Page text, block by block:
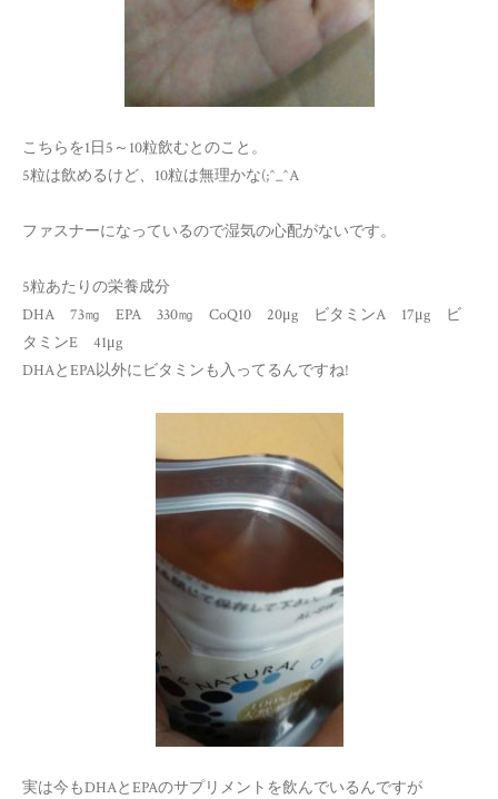
こちらを1日5～10粒飲むとのこと。
5粒は飲めるけど、10粒は無理かな(;^_^A
ファスナーになっているので湿気の心配がないです。
5粒あたりの栄養成分
DHA 73㎎ EPA 330㎎ CoQ10 20μg ビタミンA 17μg ビ
タミンE 41μg
DHAとEPA以外にビタミンも入ってるんですね!
実は今もDHAとEPAのサプリメントを飲んでいるんですが